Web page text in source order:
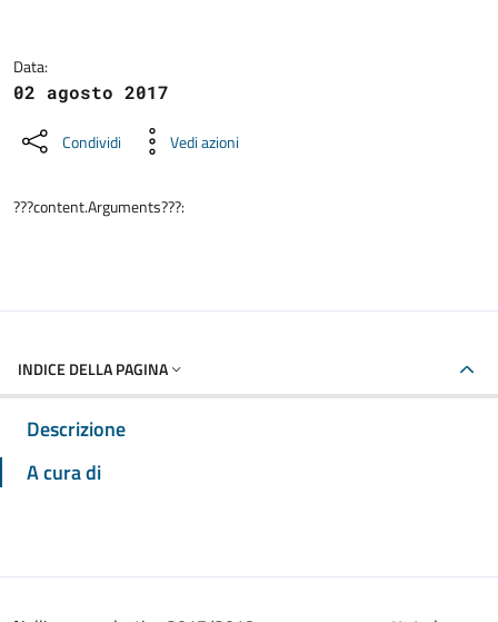
Data:
02 agosto 2017
Condividi Vedi azioni
???content.Arguments???:
INDICE DELLA PAGINA
Descrizione
A cura di